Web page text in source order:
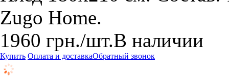
Zugo Home.
1960 грн./шт.В наличии
Купить Оплата и доставкаОбратный звонок